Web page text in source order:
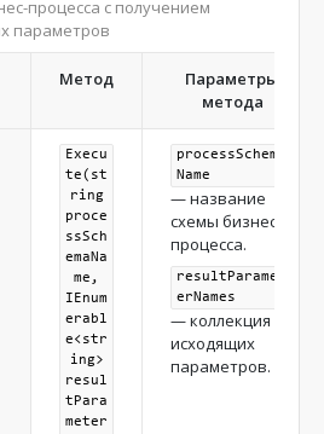
*/
= processExecutor
процесса с получением
параметров
Метод
Параметры
метода
Execu
te(st
ring
proce
ssSch
emaNa
me,
IEnum
erabl
e<str
ing>
resul
tPara
meter
processSchema
Name
— название
схемы бизнес-
процесса.
resultParamet
erNames
— коллекция
исходящих
параметров.